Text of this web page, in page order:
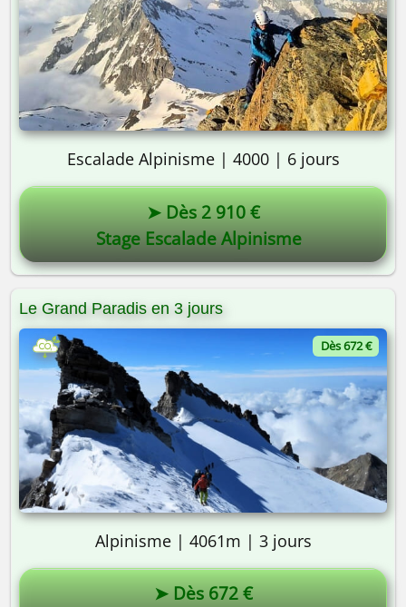
Escalade Alpinisme | 4000 | 6 jours
➤ Dès 2 910 €
Stage Escalade Alpinisme
Le Grand Paradis en 3 jours
Dès 672 €
Alpinisme | 4061m | 3 jours
➤ Dès 672 €